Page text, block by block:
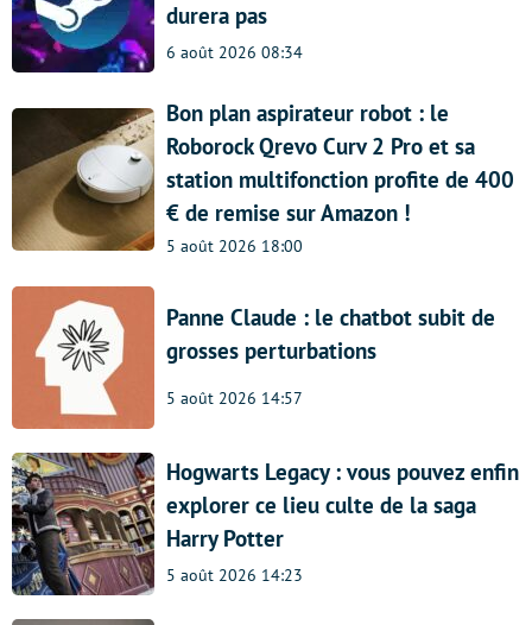
durera pas
6 août 2026 08:34
Bon plan aspirateur robot : le
Roborock Qrevo Curv 2 Pro et sa
station multifonction profite de 400
€ de remise sur Amazon !
5 août 2026 18:00
Panne Claude : le chatbot subit de
grosses perturbations
5 août 2026 14:57
Hogwarts Legacy : vous pouvez enfin
explorer ce lieu culte de la saga
Harry Potter
5 août 2026 14:23